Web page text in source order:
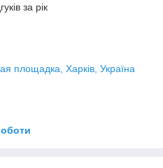
за рік
площадка, Харків, Україна